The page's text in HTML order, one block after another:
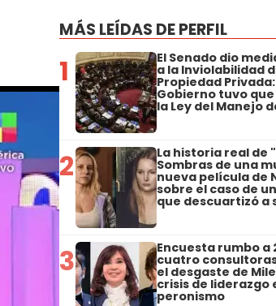
MÁS LEÍDAS DE PERFIL
1 El Senado dio
a la Inviolabilidad
Propiedad
Gobierno tuvo
la Ley del Manejo
2 La historia real de
Sombras de una
nueva película de
sobre el caso de
que descuartizó a
3 Encuesta rumbo a
cuatro
el desgaste de
crisis de liderazgo
peronismo